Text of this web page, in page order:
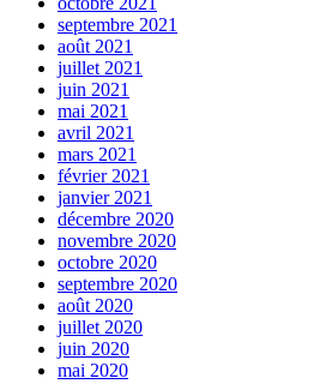
septembre 2021
août 2021
juillet 2021
juin 2021
mai 2021
avril 2021
mars 2021
février 2021
janvier 2021
décembre 2020
novembre 2020
octobre 2020
septembre 2020
août 2020
juillet 2020
juin 2020
mai 2020